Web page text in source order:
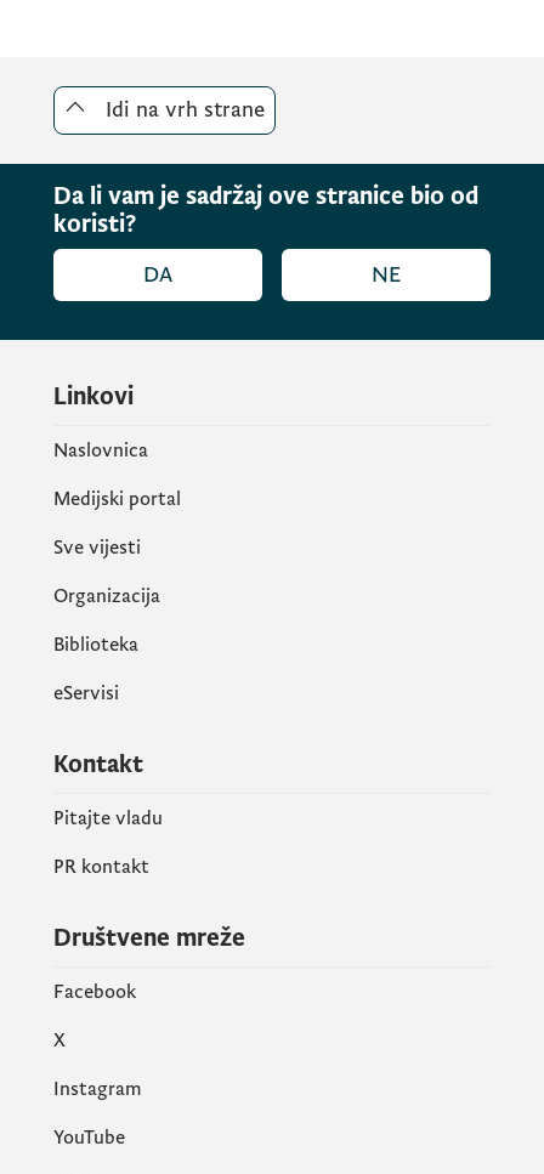
načinom predstavljanja istorijskih činjenica.
Idi na vrh strane
Da li vam je sadržaj ove stranice bio od
koristi?
DA NE
Linkovi
Naslovnica
Medijski portal
Sve vijesti
Organizacija
Biblioteka
eServisi
Kontakt
Pitajte vladu
PR kontakt
Društvene mreže
Facebook
X
Instagram
YouTube